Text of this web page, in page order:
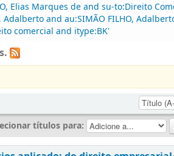
Elias Marques de and su-to:Direito
and au:SIMÃO FILHO,
comercial and itype:BK'
títulos para: